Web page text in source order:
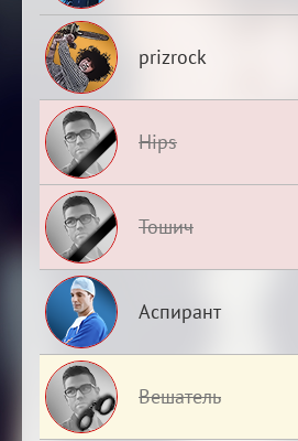
prizrock
Hips
Тошич
Аспирант
Вешатель